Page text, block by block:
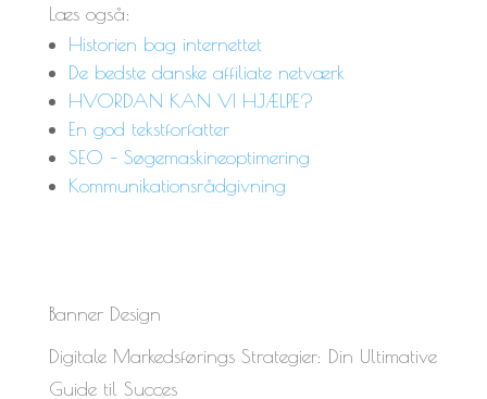
Læs også:
Historien bag internettet
De bedste danske affiliate netværk
HVORDAN KAN VI HJÆLPE?
En god tekstforfatter
SEO – Søgemaskineoptimering
Kommunikationsrådgivning
Banner Design
Digitale Markedsførings Strategier: Din Ultimative
Guide til Succes